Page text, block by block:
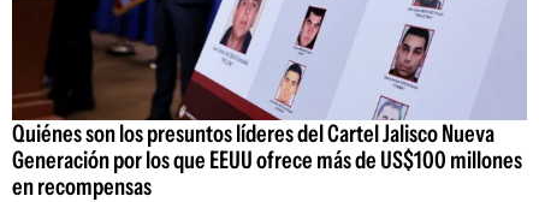
Quiénes son los presuntos líderes del Cartel Jalisco Nueva
Generación por los que EEUU ofrece más de US$100 millones
en recompensas